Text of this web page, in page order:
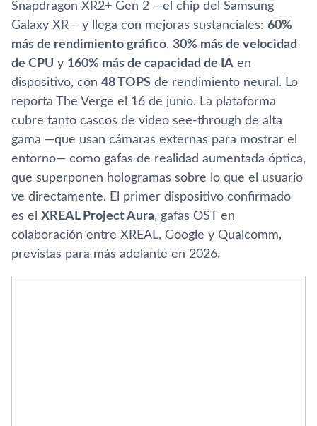
Snapdragon XR2+ Gen 2 —el chip del Samsung
Galaxy XR— y llega con mejoras sustanciales: 60%
más de rendimiento gráfico, 30% más de velocidad
de CPU y 160% más de capacidad de IA en
dispositivo, con 48 TOPS de rendimiento neural. Lo
reporta The Verge el 16 de junio. La plataforma
cubre tanto cascos de video see-through de alta
gama —que usan cámaras externas para mostrar el
entorno— como gafas de realidad aumentada óptica,
que superponen hologramas sobre lo que el usuario
ve directamente. El primer dispositivo confirmado
es el XREAL Project Aura, gafas OST en
colaboración entre XREAL, Google y Qualcomm,
previstas para más adelante en 2026.